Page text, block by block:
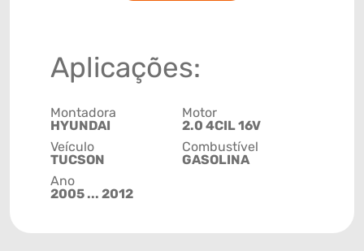
Aplicações:
Montadora
HYUNDAI
Veículo
TUCSON
Ano
2005 ... 2012
Motor
2.0 4CIL 16V
Combustível
GASOLINA